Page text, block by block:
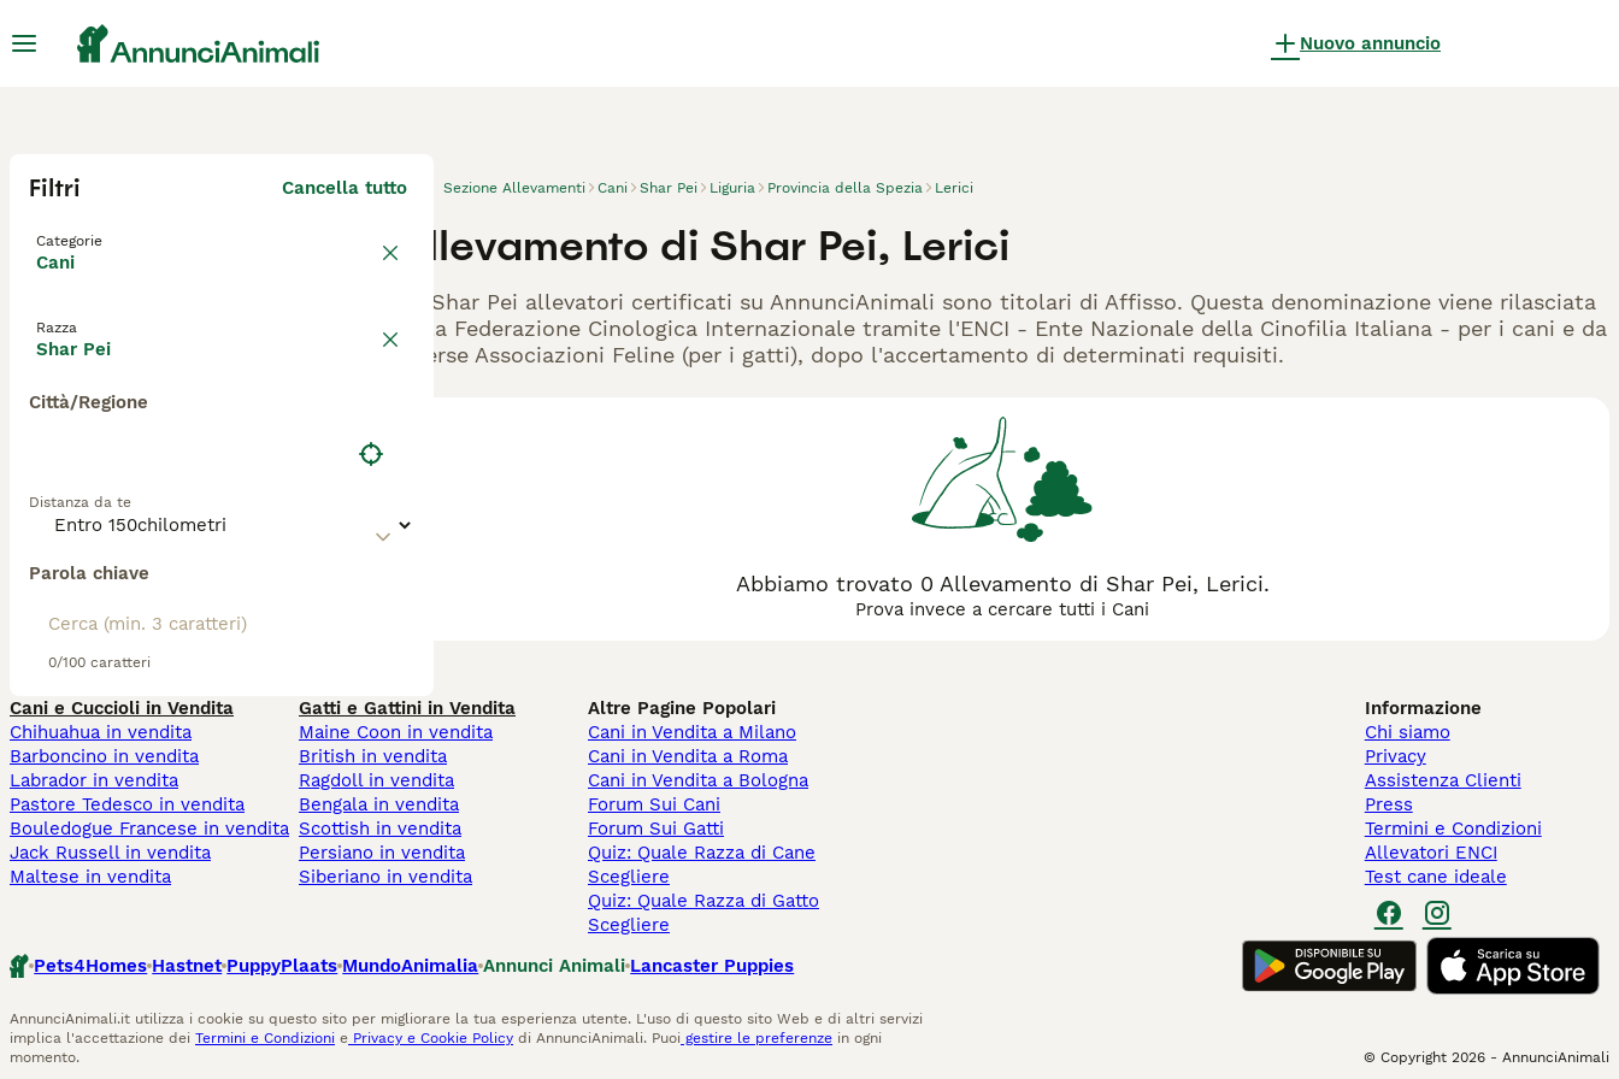
Nuovo annuncio
Filtri Cancella tutto
Categorie
Cani
Razza
Shar Pei
Città/Regione
Distanza da te
Parola chiave
0/100 caratteri
Sezione Allevamenti Cani Shar Pei Liguria Provincia della Spezia Lerici
Allevamento di Shar Pei, Lerici
Gli Shar Pei allevatori certificati su AnnunciAnimali sono titolari di Affisso. Questa denominazione viene rilasciata
dalla Federazione Cinologica Internazionale tramite l'ENCI - Ente Nazionale della Cinofilia Italiana - per i cani e da
diverse Associazioni Feline (per i gatti), dopo l'accertamento di determinati requisiti.
Abbiamo trovato 0 Allevamento di Shar Pei, Lerici.
Prova invece a cercare tutti i Cani
Cani e Cuccioli in Vendita
Chihuahua in vendita
Barboncino in vendita
Labrador in vendita
Pastore Tedesco in vendita
Bouledogue Francese in vendita
Jack Russell in vendita
Maltese in vendita
Gatti e Gattini in Vendita
Maine Coon in vendita
British in vendita
Ragdoll in vendita
Bengala in vendita
Scottish in vendita
Persiano in vendita
Siberiano in vendita
Altre Pagine Popolari
Cani in Vendita a Milano
Cani in Vendita a Roma
Cani in Vendita a Bologna
Forum Sui Cani
Forum Sui Gatti
Quiz: Quale Razza di Cane
Scegliere
Quiz: Quale Razza di Gatto
Scegliere
Informazione
Chi siamo
Privacy
Assistenza Clienti
Press
Termini e Condizioni
Allevatori ENCI
Test cane ideale
Pets4Homes Hastnet PuppyPlaats MundoAnimalia Annunci Animali Lancaster Puppies
AnnunciAnimali.it utilizza i cookie su questo sito per migliorare la tua esperienza utente. L'uso di questo sito Web e di altri servizi
implica l'accettazione dei Termini e Condizioni e Privacy e Cookie Policy di AnnunciAnimali. Puoi gestire le preferenze in ogni
momento.
© Copyright 2026 - AnnunciAnimali